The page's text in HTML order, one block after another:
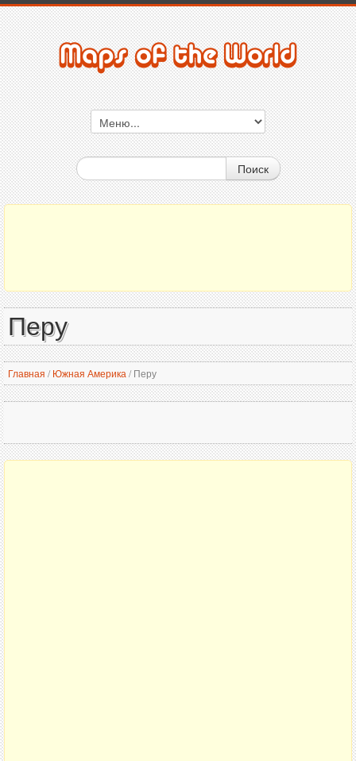
Поиск
Перу
Главная / Южная Америка /Перу